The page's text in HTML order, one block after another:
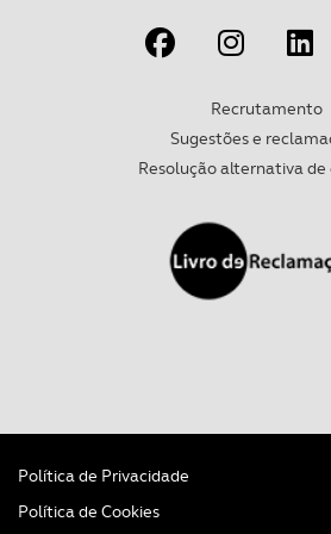
disponibilizados.
Consulte a política de cookies do
Recrutamento
Sugestões e
Resolução alternativa
Política de Privacidade
Política de Cookies